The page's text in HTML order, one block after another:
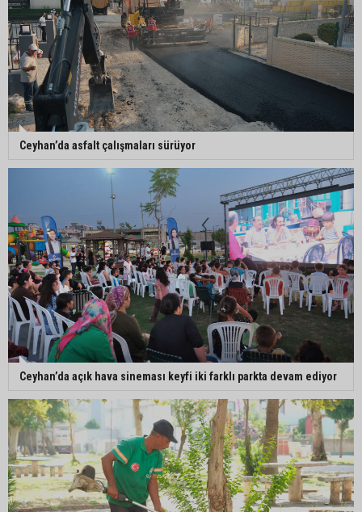
Ceyhan’da yangına giden itfaiye aracı devrildi: 3
kişi yaralandı
Çukurova Belediye Başkanı Emrah Kozay
Belediye binasına girmek isteyen servisçilere
biber gazlı müdahale
Adana’da taziye evinde silah çeken kişi gözaltına
alındı
Ceyhan’da asfalt çalışmaları sürüyor
Ceyhan’da açık hava sineması keyfi iki farklı parkta devam ediyor